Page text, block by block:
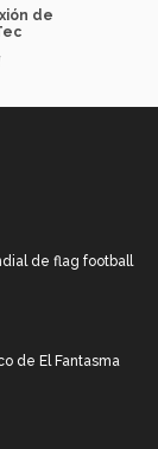
de
de flag football
de El Fantasma